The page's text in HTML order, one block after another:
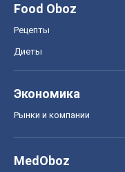
Food Oboz
Рецепты
Диеты
Экономика
Рынки и компании
MedOboz